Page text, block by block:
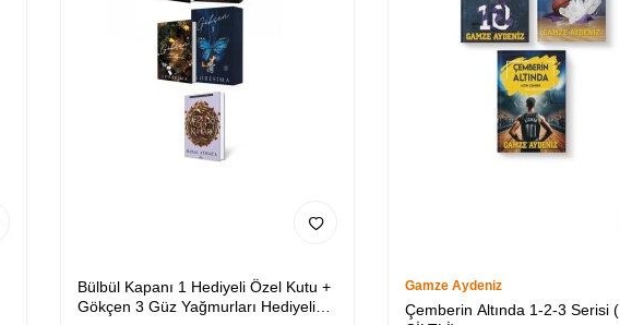
Bülbül Kapanı 1 Hediyeli Özel Kutu +
Gökçen 3 Güz Yağmurları Hediyeli
Gamze Aydeniz
Çemberin Altında 1-2-3 Serisi (